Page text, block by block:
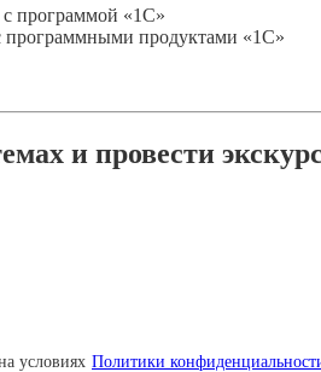
с программой «1С»
программными продуктами «1С»
и провести
условиях Политики